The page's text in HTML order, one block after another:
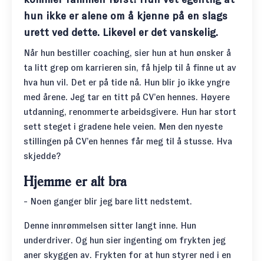
hun ikke er alene om å kjenne på en slags
urett ved dette. Likevel er det vanskelig.
Når hun bestiller coaching, sier hun at hun ønsker å
ta litt grep om karrieren sin, få hjelp til å finne ut av
hva hun vil. Det er på tide nå. Hun blir jo ikke yngre
med årene. Jeg tar en titt på CV’en hennes. Høyere
utdanning, renommerte arbeidsgivere. Hun har stort
sett steget i gradene hele veien. Men den nyeste
stillingen på CV’en hennes får meg til å stusse. Hva
skjedde?
Hjemme er alt bra
- Noen ganger blir jeg bare litt nedstemt.
Denne innrømmelsen sitter langt inne. Hun
underdriver. Og hun sier ingenting om frykten jeg
aner skyggen av. Frykten for at hun styrer ned i en